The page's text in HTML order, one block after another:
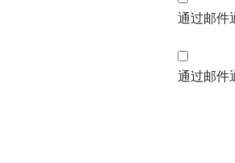
通过邮件
通过邮件